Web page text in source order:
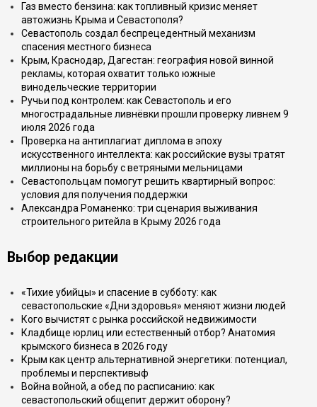
Газ вместо бензина: как топливный кризис меняет
автожизнь Крыма и Севастополя?
Севастополь создал беспрецедентный механизм
спасения местного бизнеса
Крым, Краснодар, Дагестан: география новой винной
рекламы, которая охватит только южные
винодельческие территории
Ручьи под контролем: как Севастополь и его
многострадальные ливнёвки прошли проверку ливнем 9
июля 2026 года
Проверка на антиплагиат диплома в эпоху
искусственного интеллекта: как российские вузы тратят
миллионы на борьбу с ветряными мельницами
Севастопольцам помогут решить квартирный вопрос:
условия для получения поддержки
Александра Романенко: три сценария выживания
строительного ритейла в Крыму 2026 года
Выбор редакции
«Тихие убийцы» и спасение в субботу: как
севастопольские «Дни здоровья» меняют жизни людей
Кого вычистят с рынка российской недвижимости
Кладбище юрлиц или естественный отбор? Анатомия
крымского бизнеса в 2026 году
Крым как центр альтернативной энергетики: потенциал,
проблемы и перспективыф
Война войной, а обед по расписанию: как
севастопольский общепит держит оборону?